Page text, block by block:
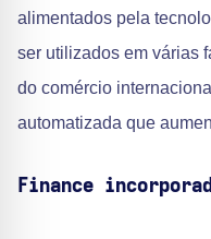
alimentados pela
ser utilizados em várias
do comércio
automatizada que
Finance